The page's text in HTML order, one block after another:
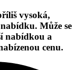
vysoká,
Může se
nabídkou a
cenu.